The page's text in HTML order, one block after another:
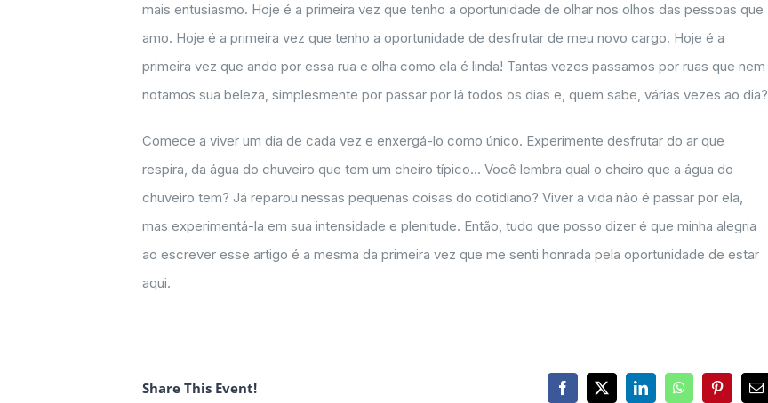
mais entusiasmo. Hoje é a primeira vez que tenho a oportunidade de olhar nos olhos das pessoas que
amo. Hoje é a primeira vez que tenho a oportunidade de desfrutar de meu novo cargo. Hoje é a
primeira vez que ando por essa rua e olha como ela é linda! Tantas vezes passamos por ruas que nem
notamos sua beleza, simplesmente por passar por lá todos os dias e, quem sabe, várias vezes ao dia?
Comece a viver um dia de cada vez e enxergá-lo como único. Experimente desfrutar do ar que
respira, da água do chuveiro que tem um cheiro típico… Você lembra qual o cheiro que a água do
chuveiro tem? Já reparou nessas pequenas coisas do cotidiano? Viver a vida não é passar por ela,
mas experimentá-la em sua intensidade e plenitude. Então, tudo que posso dizer é que minha alegria
ao escrever esse artigo é a mesma da primeira vez que me senti honrada pela oportunidade de estar
aqui.
Share This Event!